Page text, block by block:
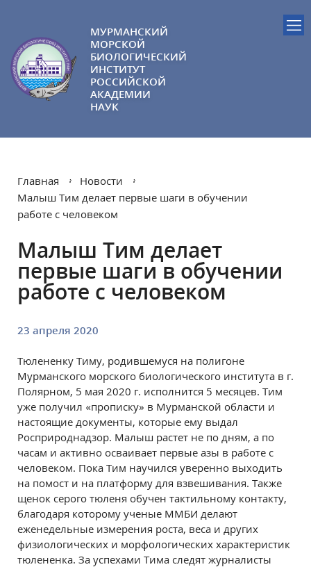
МУРМАНСКИЙ
МОРСКОЙ
БИОЛОГИЧЕСКИЙ
ИНСТИТУТ
РОССИЙСКОЙ
АКАДЕМИИ
НАУК
Главная
Новости
Малыш Тим делает первые шаги в обучении
работе с человеком
Малыш Тим делает
первые шаги в обучении
работе с человеком
23 апреля 2020
Тюлененку Тиму, родившемуся на полигоне
Мурманского морского биологического института в г.
Полярном, 5 мая 2020 г. исполнится 5 месяцев. Тим
уже получил «прописку» в Мурманской области и
настоящие документы, которые ему выдал
Росприроднадзор. Малыш растет не по дням, а по
часам и активно осваивает первые азы в работе с
человеком. Пока Тим научился уверенно выходить
на помост и на платформу для взвешивания. Также
щенок серого тюленя обучен тактильному контакту,
благодаря которому ученые ММБИ делают
еженедельные измерения роста, веса и других
физиологических и морфологических характеристик
тюлененка. За успехами Тима следят журналисты